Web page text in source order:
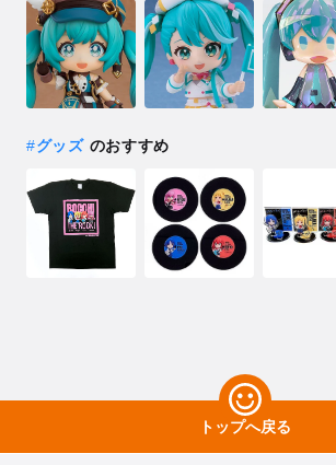
#グッズのおすすめ
トップへ戻る